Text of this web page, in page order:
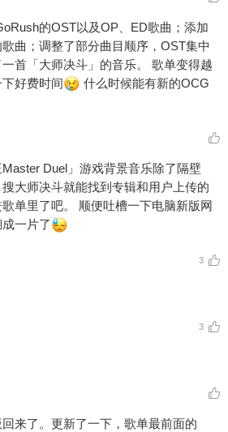
的OST以及OP、ED歌曲；添加
曲；调整了部分曲目顺序，OST集中
首「大师决斗」的音乐。 歌单变得越
好费时间
什么时候能有新的OCG
Duel」游戏背景音乐除了隔壁
大师决斗就能找到专辑和用户上传的
单里了吧。 顺便吐槽一下电脑新版网
一片了
3
3
来了。更新了一下，歌单最前面的